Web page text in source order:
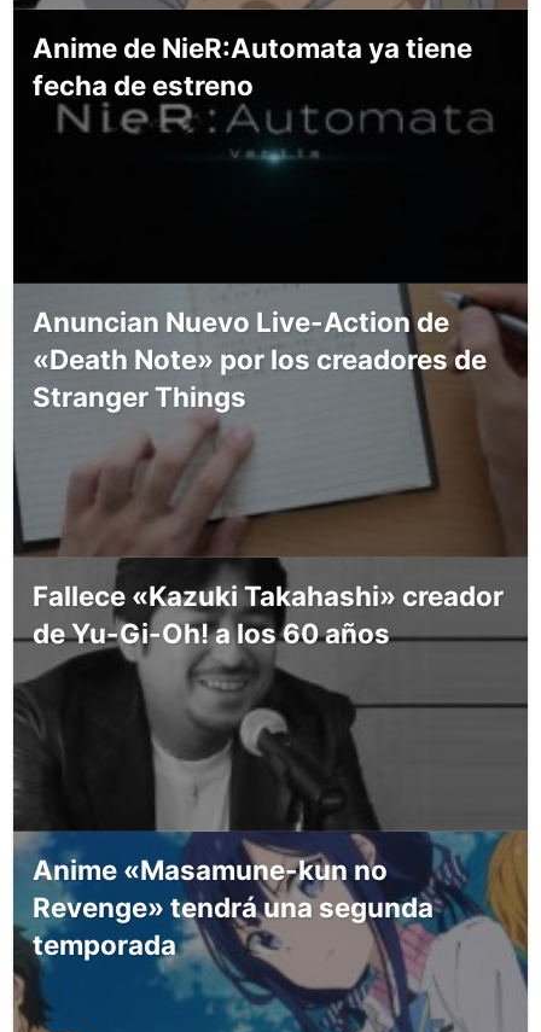
Anime de NieR:Automata ya tiene
fecha de estreno
Anuncian Nuevo Live-Action de
«Death Note» por los creadores de
Stranger Things
Fallece «Kazuki Takahashi» creador
de Yu-Gi-Oh! a los 60 años
Anime «Masamune-kun no
Revenge» tendrá una segunda
temporada